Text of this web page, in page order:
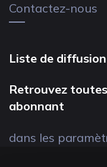
Contactez-nous
Liste de diffusion
Retrouvez
abonnant
dans les